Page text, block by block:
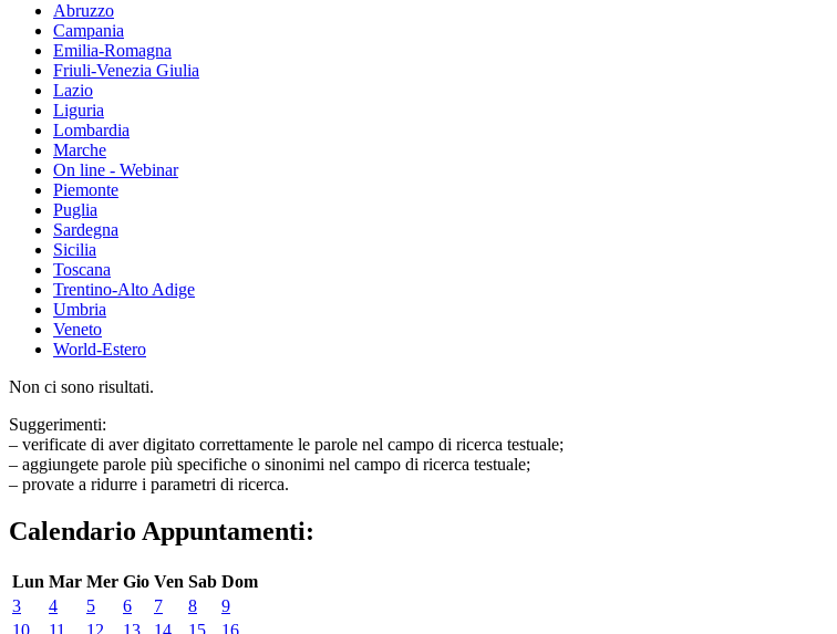
Abruzzo
Campania
Emilia-Romagna
Friuli-Venezia Giulia
Lazio
Liguria
Lombardia
Marche
On line - Webinar
Piemonte
Puglia
Sardegna
Sicilia
Toscana
Trentino-Alto Adige
Umbria
Veneto
World-Estero
Non ci sono risultati.
Suggerimenti:
– verificate di aver digitato correttamente le parole nel campo di ricerca testuale;
– aggiungete parole più specifiche o sinonimi nel campo di ricerca testuale;
– provate a ridurre i parametri di ricerca.
Calendario Appuntamenti:
Lun Mar Mer Gio Ven Sab Dom
3
4 5 6 7 8
9
10
11 12 13 14 15 16